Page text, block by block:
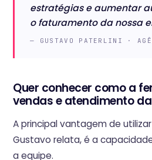
estratégias e aumentar
o faturamento da nossa
— GUSTAVO PATERLINI ·
Quer conhecer como a
vendas e atendimento
A principal vantagem de
Gustavo relata, é a
a equipe.